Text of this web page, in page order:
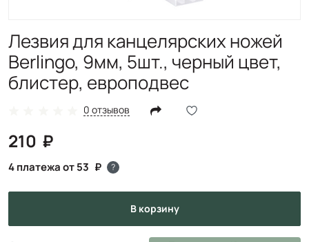
Лезвия для канцелярских ножей
Berlingo, 9мм, 5шт., черный цвет,
блистер, европодвес
0 отзывов
210
4 платежа от 53 ?
в корзину